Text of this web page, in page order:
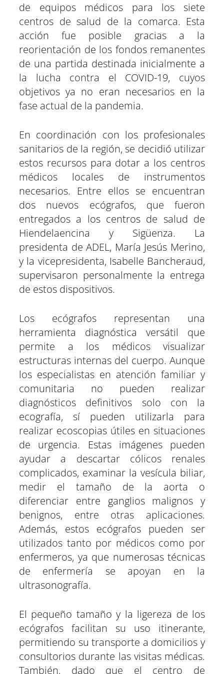
de equipos médicos para los siete
centros de salud de la comarca. Esta
acción fue posible gracias a la
reorientación de los fondos remanentes
de una partida destinada inicialmente a
la lucha contra el COVID-19, cuyos
objetivos ya no eran necesarios en la
fase actual de la pandemia.
En coordinación con los profesionales
sanitarios de la región, se decidió utilizar
estos recursos para dotar a los centros
médicos locales de instrumentos
necesarios. Entre ellos se encuentran
dos nuevos ecógrafos, que fueron
entregados a los centros de salud de
Hiendelaencina y Sigüenza. La
presidenta de ADEL, María Jesús Merino,
y la vicepresidenta, Isabelle Bancheraud,
supervisaron personalmente la entrega
de estos dispositivos.
Los ecógrafos representan una
herramienta diagnóstica versátil que
permite a los médicos visualizar
estructuras internas del cuerpo. Aunque
los especialistas en atención familiar y
comunitaria no pueden realizar
diagnósticos definitivos solo con la
ecografía, sí pueden utilizarla para
realizar ecoscopias útiles en situaciones
de urgencia. Estas imágenes pueden
ayudar a descartar cólicos renales
complicados, examinar la vesícula biliar,
medir el tamaño de la aorta o
diferenciar entre ganglios malignos y
benignos, entre otras aplicaciones.
Además, estos ecógrafos pueden ser
utilizados tanto por médicos como por
enfermeros, ya que numerosas técnicas
de enfermería se apoyan en la
ultrasonografía.
El pequeño tamaño y la ligereza de los
ecógrafos facilitan su uso itinerante,
permitiendo su transporte a domicilios y
consultorios durante las visitas médicas.
También, dado que el centro de